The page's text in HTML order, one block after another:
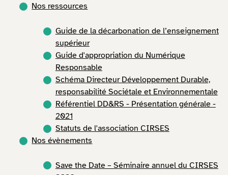
Nos ressources
Guide de la décarbonation de l’enseignement
supérieur
Guide d'appropriation du Numérique
Responsable
Schéma Directeur Développement Durable,
responsabilité Sociétale et Environnementale
Référentiel DD&RS - Présentation générale -
2021
Statuts de l'association CIRSES
Nos évènements
Save the Date – Séminaire annuel du CIRSES